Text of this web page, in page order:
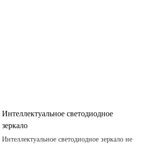
Интеллектуальное светодиодное
зеркало
Интеллектуальное светодиодное зеркало не